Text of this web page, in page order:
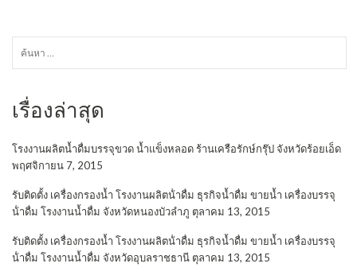
เรื่องล่าสุด
โรงงานผลิตน้ำดื่มบรรจุขวด น้ำแข็งหลอด ร้านเครือรักษ์กรุ๊ป จังหวัดร้อยเอ็ด
พฤศจิกายน 7, 2015
รับติดตั้ง เครื่องกรองน้ำ โรงงานผลิตน้ําดื่ม ธุรกิจน้ำดื่ม ขายน้ำ เครื่องบรรจุ
น้ําดื่ม โรงงานน้ำดื่ม จังหวัดหนองบัวลำภู ตุลาคม 13, 2015
รับติดตั้ง เครื่องกรองน้ำ โรงงานผลิตน้ําดื่ม ธุรกิจน้ำดื่ม ขายน้ำ เครื่องบรรจุ
น้ําดื่ม โรงงานน้ำดื่ม จังหวัดอุบลราชธานี ตุลาคม 13, 2015